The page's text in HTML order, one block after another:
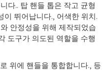
다.. 탑 핸들 톱은 작고 균형
이 뛰어납니다., 어색한 위치.
안정성을 위해 제작되었습
도구가 의도된 역할을 수행
위에 핸들을 통합합니다., 등